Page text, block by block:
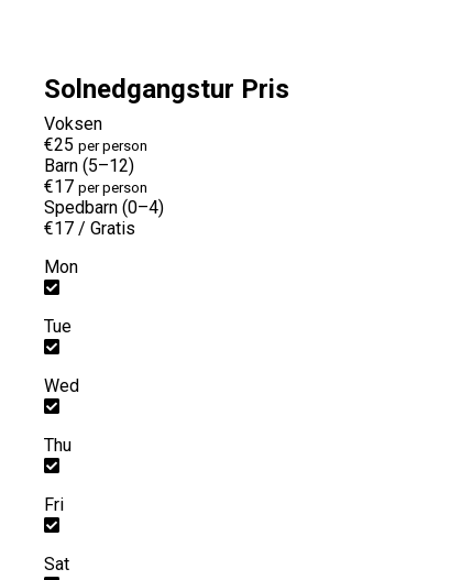
Solnedgangstur Pris
Voksen
€25 per person
Barn (5–12)
€17 per person
Spedbarn (0–4)
€17 / Gratis
Mon
Tue
Wed
Thu
Fri
Sat